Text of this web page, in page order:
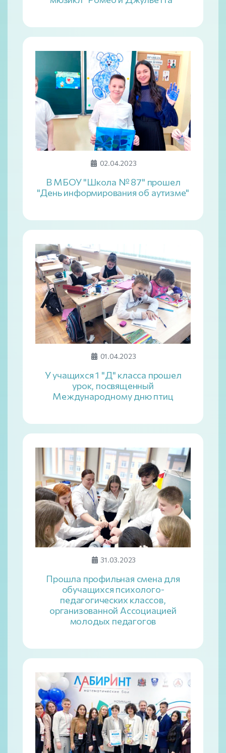
02.04.2023
В МБОУ "Школа № 87" прошел
"День информирования об аутизме"
01.04.2023
У учащихся 1 "Д" класса прошел
урок, посвященный
Международному дню птиц
31.03.2023
Прошла профильная смена для
обучащихся психолого-
педагогических классов,
организованной Ассоциацией
молодых педагогов